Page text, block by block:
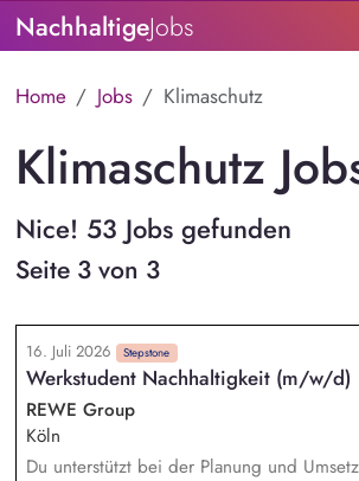
NachhaltigeJobs
Home Jobs Klimaschutz
Klimaschutz
Nice! 53 Jobs gefunden
Seite 3 von 3
16. Juli 2026 Stepstone
Werkstudent Nachhaltigkeit (m/w/d)
REWE Group
Köln
Du unterstützt bei der Planung und